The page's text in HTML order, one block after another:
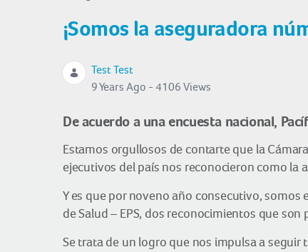
¡Somos la aseguradora
Test Test
9 Years Ago - 4106 Views
De acuerdo a una encuesta nacional,
Estamos orgullosos de contarte que la
ejecutivos del país nos reconocieron como la
Y es que por noveno año consecutivo, somos
de Salud – EPS, dos reconocimientos que
Se trata de un logro que nos impulsa a